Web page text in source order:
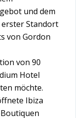
und dem
erster Standort
von Gordon
von 90
Hotel
möchte.
Ibiza